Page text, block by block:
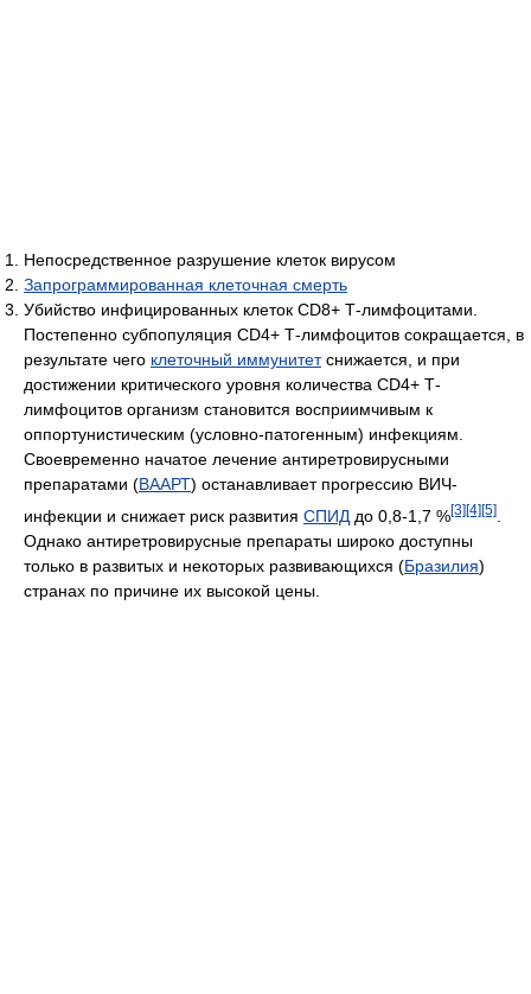
Непосредственное разрушение клеток вирусом
Запрограммированная клеточная смерть
Убийство инфицированных клеток CD8+ Т-лимфоцитами.
Постепенно субпопуляция CD4+ Т-лимфоцитов сокращается, в
результате чего клеточный иммунитетснижается, и при
достижении критического уровня количества CD4+ Т-
лимфоцитов организм становится восприимчивым к
оппортунистическим (условно-патогенным) инфекциям.
Своевременно начатое лечение антиретровирусными
препаратами (ВААРТ) останавливает прогрессию ВИЧ-
инфекции и снижает риск развития СПИД до 0,8-1,7 %[3][4][5]
Однако антиретровирусные препараты широко доступны
только в развитых и некоторых развивающихся (Бразилия)
странах по причине их высокой цены.